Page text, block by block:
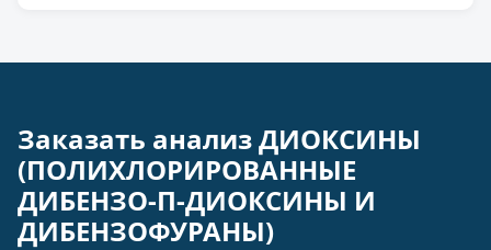
Заказать анализ ДИОКСИНЫ
(ПОЛИХЛОРИРОВАННЫЕ
ДИБЕНЗО-П-ДИОКСИНЫ И
ДИБЕНЗОФУРАНЫ)